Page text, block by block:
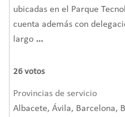
ubicadas en el Parque
cuenta además con
largo ...
26 votos
Provincias de servicio
Albacete, Ávila, Barcelona,